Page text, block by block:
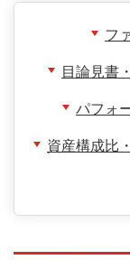
フ
目論見書
パフォ
資産構成比